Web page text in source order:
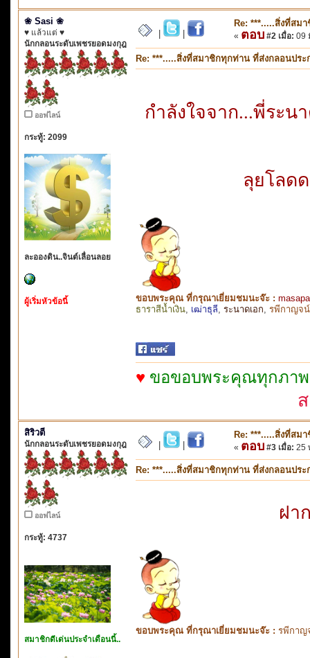
❀ Sasi ❀
♥ แล้วแต่ ♥
นักกลอนระดับเพชรยอดมงกุฎ
ออฟไลน์
กระทู้: 2099
ละอองดิน..จินต์เลื่อนลอย
ผู้เริ่มหัวข้อนี้
Re: ***.....สิ่งที่สม
« ตอบ #2 เมื่อ: 09
Re: ***.....สิ่งที่สมาชิกทุกท่าน ที่ส่งกลอนปร
กำลังใจจาก...พี่ระน
ลุยโลด
ขอบพระคุณ ที่กรุณาเยี่ยมชมนะจ๊ะ :
ธาราสีน้ำเงิน เฒ่าธุลี ระนาดเอก รพีกาญจน์
♥ ขอขอบพระคุณทุกภาพ
สิริวตี
นักกลอนระดับเพชรยอดมงกุฎ
ออฟไลน์
กระทู้: 4737
สมาชิกดีเด่นประจำเดือนนี้..
Re: ***.....สิ่งที่สม
« ตอบ #3 เมื่อ: 25
Re: ***.....สิ่งที่สมาชิกทุกท่าน ที่ส่งกลอนปร
ฝา
ขอบพระคุณ ที่กรุณาเยี่ยมชมนะจ๊ะ : รพีกาญ